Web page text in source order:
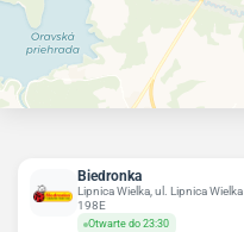
Biedronka
Lipnica Wielka, ul. Lipnica Wielka
198E
Otwarte do 23:30